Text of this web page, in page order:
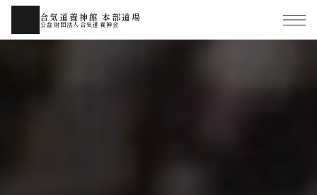
合気道養神館 本部道場
公益財団法人合気道養神会